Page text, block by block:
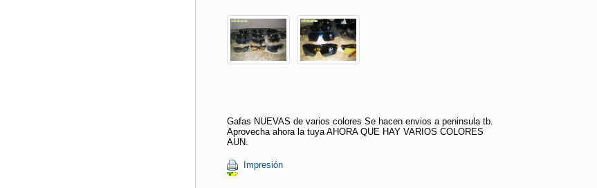
Gafas NUEVAS de varios colores Se hacen envios a peninsula tb.
Aprovecha ahora la tuya AHORA QUE HAY VARIOS COLORES
AUN.
Impresión